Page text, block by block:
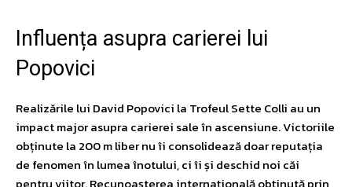
Influența asupra carierei lui
Popovici
Realizările lui David Popovici la Trofeul Sette Colli au un
impact major asupra carierei sale în ascensiune. Victoriile
obținute la 200 m liber nu îi consolidează doar reputația
de fenomen în lumea înotului, ci îi și deschid noi căi
pentru viitor. Recunoașterea internațională obținută prin